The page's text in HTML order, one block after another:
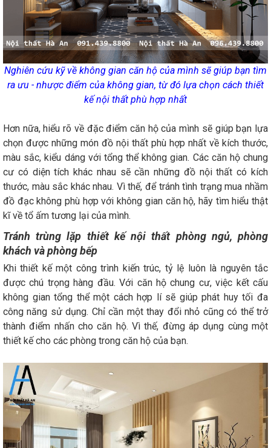
Nghiên cứu kỹ về không gian căn hộ của mình sẽ giúp bạn tìm
ra ưu - nhược điểm của không gian, từ đó lựa chọn cách thiết
kế nội thất phù hợp nhất
Hơn nữa, hiểu rõ về đặc điểm căn hộ của mình sẽ giúp bạn lựa
chọn được những món đồ nội thất phù hợp nhất về kích thước,
màu sắc, kiểu dáng với tổng thể không gian. Các căn hộ chung
cư có diện tích khác nhau sẽ cần những đồ nội thất có kích
thước, màu sắc khác nhau. Vì thế, để tránh tình trạng mua nhầm
đồ đạc không phù hợp với không gian căn hộ, hãy tìm hiểu thật
kĩ về tổ ấm tương lại của mình.
Tránh trùng lặp thiết kế nội thất phòng ngủ, phòng
khách và phòng bếp
Khi thiết kế một công trình kiến trúc, tỷ lệ luôn là nguyên tắc
được chú trọng hàng đầu. Với căn hộ chung cư, việc kết cấu
không gian tổng thể một cách hợp lí sẽ giúp phát huy tối đa
công năng sử dụng. Chỉ cần một thay đổi nhỏ cũng có thể trở
thành điểm nhấn cho căn hộ. Vì thế, đừng áp dụng cùng một
thiết kế cho các phòng trong căn hộ của bạn.